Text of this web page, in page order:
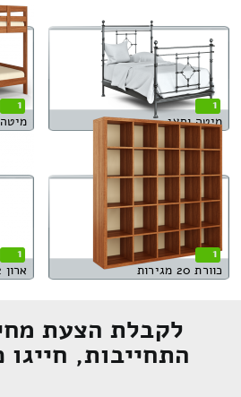
1
מיטה וחצי
1
1
כוורת 20 מגירות
1
ארון 2 דלתות
לקבלת הצעת
התחייבות,